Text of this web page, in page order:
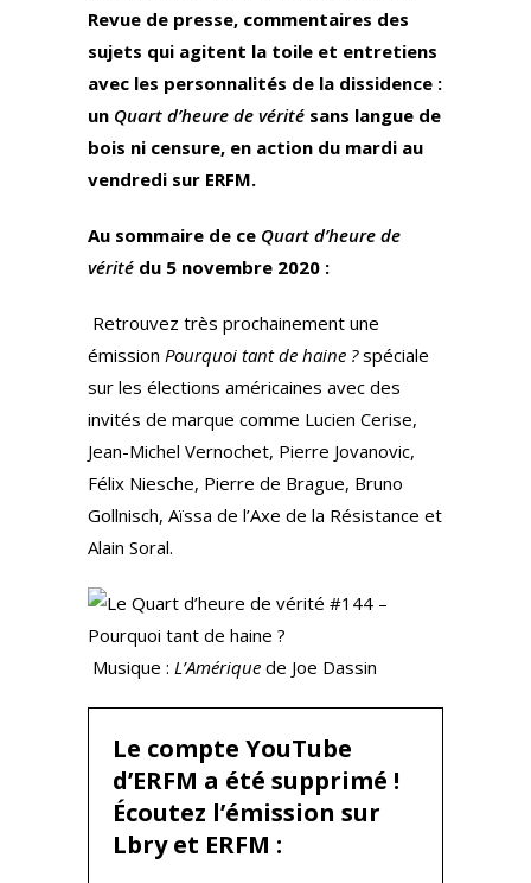
Revue de presse, commentaires des
sujets qui agitent la toile et entretiens
avec les personnalités de la dissidence :
un Quart d’heure de vérité sans langue de
bois ni censure, en action du mardi au
vendredi sur ERFM.
Au sommaire de ce Quart d’heure de
vérité du 5 novembre 2020 :
Retrouvez très prochainement une
émission Pourquoi tant de haine ?spéciale
sur les élections américaines avec des
invités de marque comme Lucien Cerise,
Jean-Michel Vernochet, Pierre Jovanovic,
Félix Niesche, Pierre de Brague, Bruno
Gollnisch, Aïssa de l’Axe de la Résistance et
Alain Soral.
Musique : L’Amérique de Joe Dassin
Le compte YouTube
d’ERFM a été supprimé !
Écoutez l’émission sur
Lbry et ERFM :